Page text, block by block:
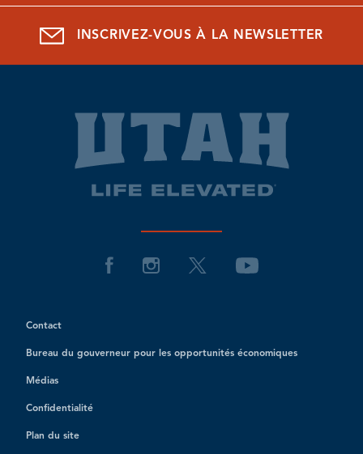
INSCRIVEZ-VOUS À LA NEWSLETTER
Contact
Bureau du gouverneur pour les opportunités économiques
Médias
Confidentialité
Plan du site